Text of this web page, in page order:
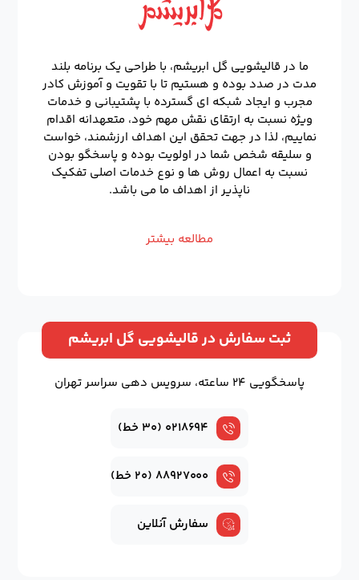
ما در قالیشویی گل ابریشم، با طراحی یک برنامه بلند
مدت در صدد بوده و هستیم تا با تقویت و آموزش کادر
مجرب و ایجاد شبکه ای گسترده با پشتیبانی و خدمات
ویژه نسبت به ارتقای نقش مهم خود، متعهدانه اقدام
نماییم، لذا در جهت تحقق این اهداف ارزشمند، خواست
و سلیقه شخص شما در اولویت بوده و پاسخگو بودن
نسبت به اعمال روش ها و نوع خدمات اصلی تفکیک
ناپذیر از اهداف ما می باشد.
مطالعه بیشتر
ثبت سفارش در قالیشویی گل ابریشم
پاسخگویی ۲۴ ساعته، سرویس دهی سراسر تهران
۰۲۱۸۶۹۴ (۳۰ خط)
۸۸۹۲۷۰۰۰ (۲۰ خط)
سفارش آنلاین